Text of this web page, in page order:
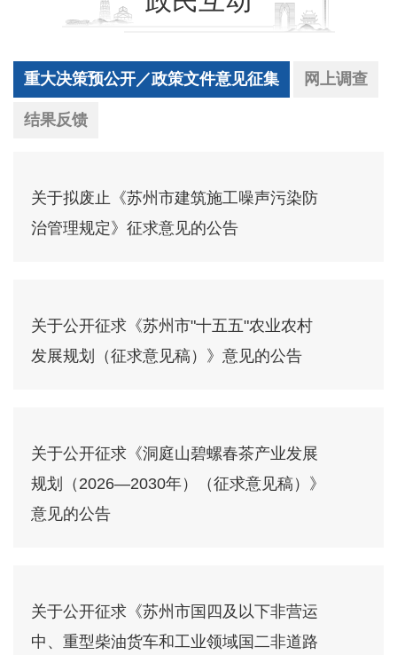
重大决策预公开／政策文件意见征集 网上调查
结果反馈
关于拟废止《苏州市建筑施工噪声污染防
治管理规定》征求意见的公告
关于公开征求《苏州市"十五五"农业农村
发展规划（征求意见稿）》意见的公告
关于公开征求《洞庭山碧螺春茶产业发展
规划（2026—2030年）（征求意见稿）》
意见的公告
关于公开征求《苏州市国四及以下非营运
中、重型柴油货车和工业领域国二非道路